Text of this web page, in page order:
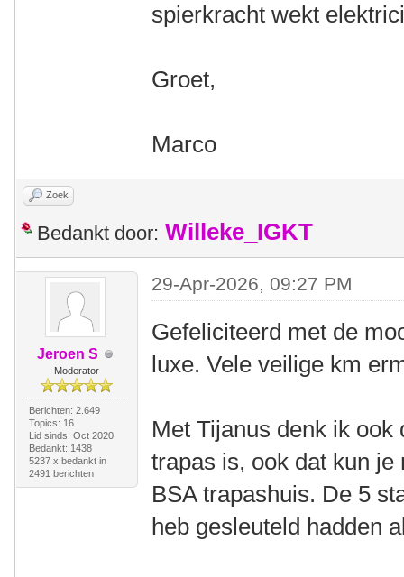
spierkracht wekt
Groet,
Marco
Zoek
Bedankt door: Willeke_IGKT
Jeroen S
Moderator
Berichten: 2.649
Topics: 16
Lid sinds: Oct 2020
Bedankt: 1438
5237 x bedankt in
2491 berichten
29-Apr-2026, 09:27 PM
Gefeliciteerd met de
luxe. Vele veilige km
Met Tijanus denk ik
trapas is, ook dat kun
BSA trapashuis. De 5
heb gesleuteld hadden